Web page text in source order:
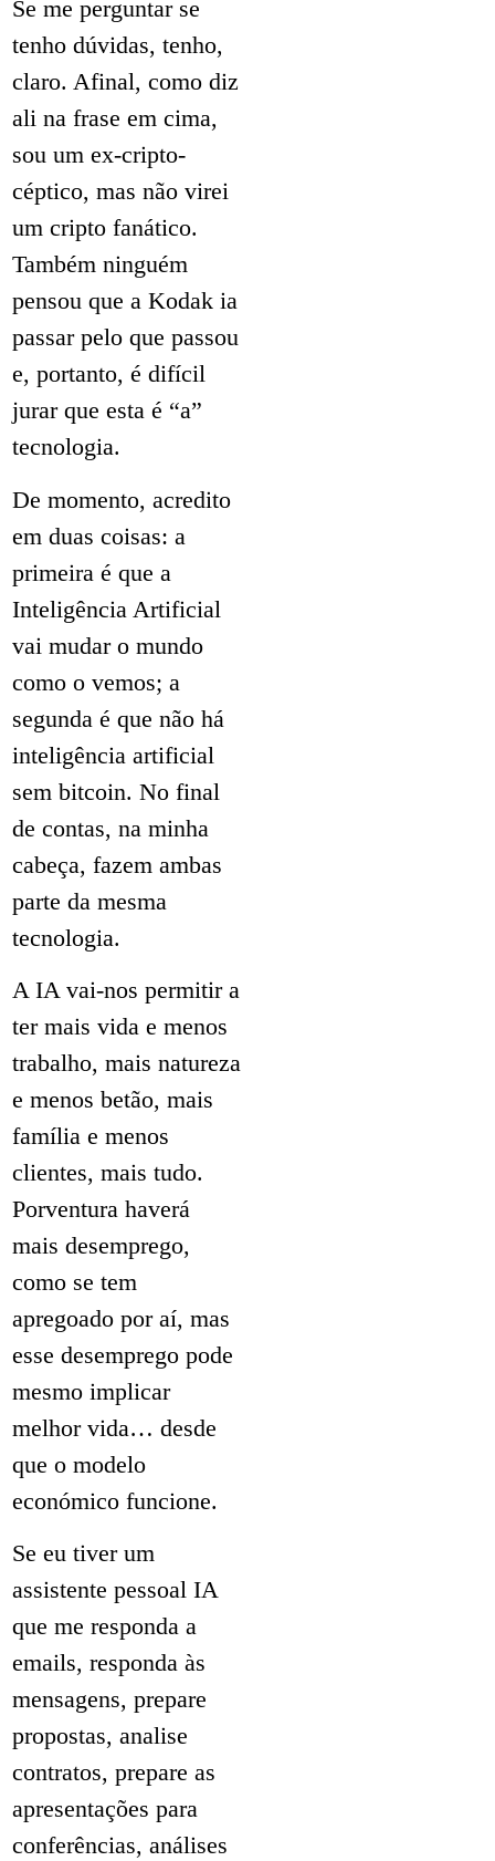
Se me perguntar se
tenho dúvidas, tenho,
claro. Afinal, como diz
ali na frase em cima,
sou um ex-cripto-
céptico, mas não virei
um cripto fanático.
Também ninguém
pensou que a Kodak ia
passar pelo que passou
e, portanto, é difícil
jurar que esta é “a”
tecnologia.
De momento, acredito
em duas coisas: a
primeira é que a
Inteligência Artificial
vai mudar o mundo
como o vemos; a
segunda é que não há
inteligência artificial
sem bitcoin. No final
de contas, na minha
cabeça, fazem ambas
parte da mesma
tecnologia.
A IA vai-nos permitir a
ter mais vida e menos
trabalho, mais natureza
e menos betão, mais
família e menos
clientes, mais tudo.
Porventura haverá
mais desemprego,
como se tem
apregoado por aí, mas
esse desemprego pode
mesmo implicar
melhor vida… desde
que o modelo
económico funcione.
Se eu tiver um
assistente pessoal IA
que me responda a
emails, responda às
mensagens, prepare
propostas, analise
contratos, prepare as
apresentações para
conferências, análises